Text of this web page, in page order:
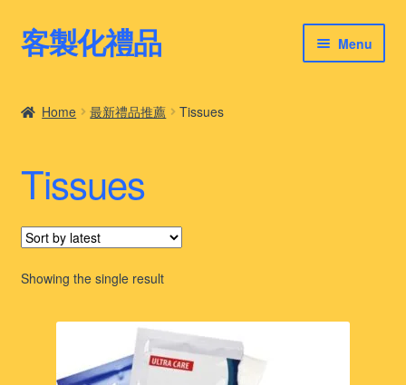
Skip
to
Skip
to
客製化禮品 Menu
客製化禮品案例
客製化禮品知識
Home 最新禮品推薦 Tissues
Tissues
Showing the single result